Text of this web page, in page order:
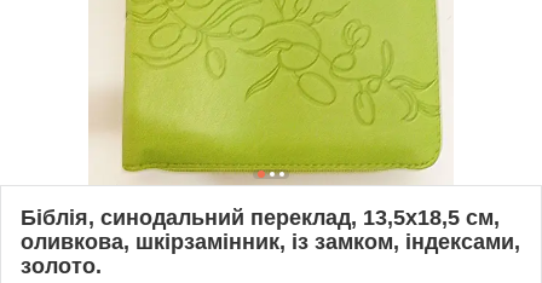
Біблія, синодальний переклад, 13,5х18,5 см,
оливкова, шкірзамінник, із замком, індексами,
золото.